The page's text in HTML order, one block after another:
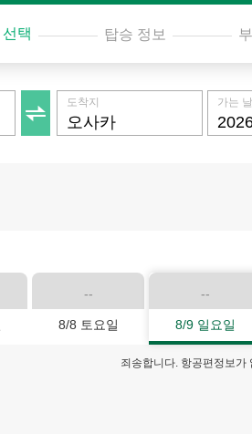
택 탑승 정보

도착지 가는 날
--
8/8 토요일
--
8/9 일요일
죄송합니다. 항공편정보가